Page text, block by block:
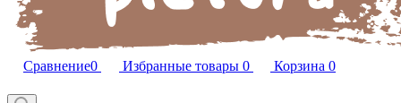
Сравнение0 Избранные товары 0 Корзина 0